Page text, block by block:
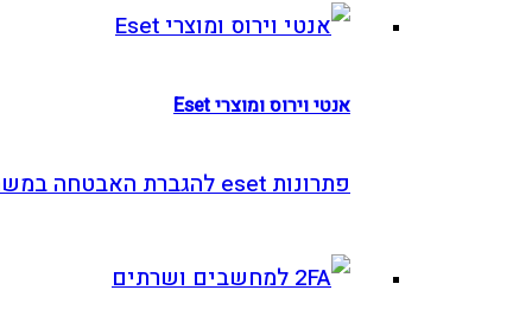
אנטי וירוס ומוצרי Eset
פתרונות eset להגברת האבטחה במשרד